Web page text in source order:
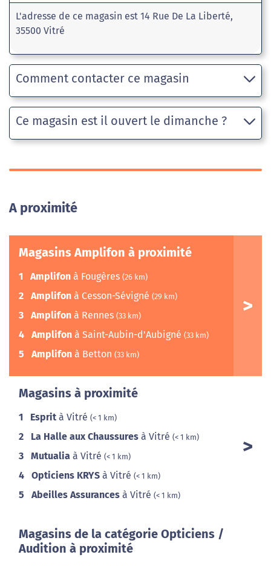
L'adresse de ce magasin est 14 Rue De La Liberté,
35500 Vitré
Comment contacter ce magasin
Ce magasin est il ouvert le dimanche ?
A proximité
Magasins Amplifon à proximité
1 Amplifon à Fougères (26 km)
2 Amplifon à Cesson-Sévigné (29 km)
3 Amplifon à Rennes (33 km)
4 Amplifon à Saint-Aubin-d'Aubigné (33 km)
5 Amplifon à Betton (33 km)
Magasins à proximité
1 Esprit à Vitré (< 1 km)
2 La Halle aux Chaussures à Vitré (< 1 km)
3 Mutualia à Vitré (< 1 km)
4 Opticiens KRYS à Vitré (< 1 km)
5 Abeilles Assurances à Vitré (< 1 km)
Magasins de la catégorie Opticiens /
Audition à proximité